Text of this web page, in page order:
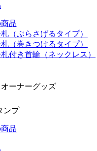
品
（ぶらさげるタイプ）
（巻きつけるタイプ）
付き首輪（ネックレス）
ーナーグッズ
ンプ
品